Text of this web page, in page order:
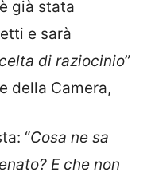
già stata
e sarà
di raziocinio”
della Camera,
“Cosa ne sa
E che non